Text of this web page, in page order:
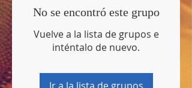
No se encontró este grupo
Vuelve a la lista de grupos e
inténtalo de nuevo.
Ir a la lista de grupos